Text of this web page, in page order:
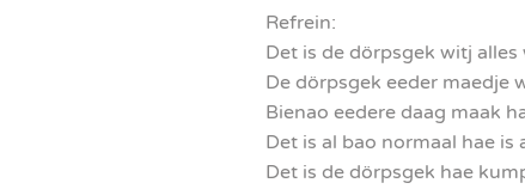
Refrein:
Det is de dörpsgek witj
De dörpsgek eeder maedje
Bienao eedere daag maak
Det is al bao normaal hae is
Det is de dörpsgek hae